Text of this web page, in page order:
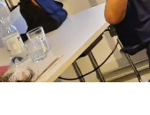
english